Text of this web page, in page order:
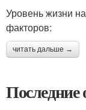
Уровень жизни
факторов:
читать дальше →
Последние